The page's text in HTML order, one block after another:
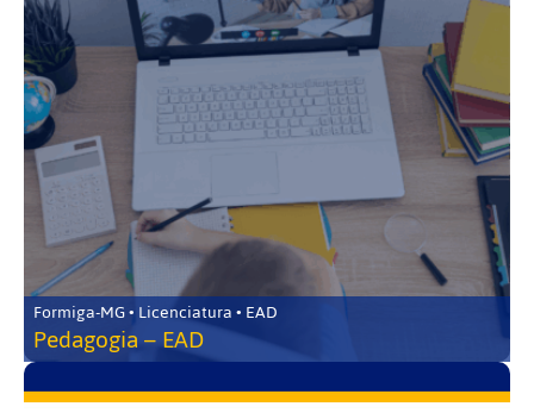
Formiga-MG • Licenciatura • EAD
Pedagogia – EAD